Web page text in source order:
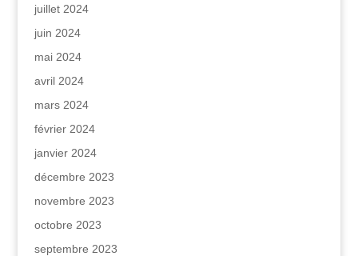
juillet 2024
juin 2024
mai 2024
avril 2024
mars 2024
février 2024
janvier 2024
décembre 2023
novembre 2023
octobre 2023
septembre 2023